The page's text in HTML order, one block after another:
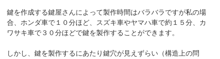
鍵を作成する鍵屋さんによって製作時間はバラバラですが私の場
合、ホンダ車で１０分ほど、スズキ車やヤマハ車で約１５分、カ
ワサキ車で３０分ほどで鍵を製作することができます。
しかし、鍵を製作するにあたり鍵穴が見えずらい（構造上の問